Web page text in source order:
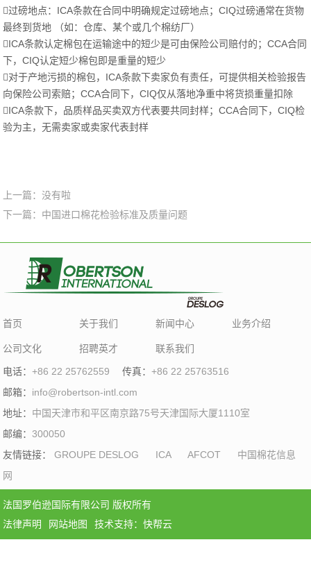
过磅地点：ICA条款在合同中明确规定过磅地点；CIQ过磅通常在货物
最终到货地 （如：仓库、某个或几个棉纺厂）
ICA条款认定棉包在运输途中的短少是可由保险公司赔付的；CCA合同
下，CIQ认定短少棉包即是重量的短少
对于产地污损的棉包，ICA条款下卖家负有责任，可提供相关检验报告
向保险公司索赔；CCA合同下，CIQ仅从落地净重中将货损重量扣除
ICA条款下，品质样品买卖双方代表要共同封样；CCA合同下，CIQ检
验为主，无需卖家或卖家代表封样
上一篇：没有啦
下一篇：中国进口棉花检验标准及质量问题
首页 关于我们 新闻中心 业务介绍
公司文化 招聘英才 联系我们
电话：+86 22 25762559 传真：+86 22 25763516
邮箱： info@robertson-intl.com
地址： 中国天津市和平区南京路75号天津国际大厦1110室
邮编：300050
友情链接：
GROUPE DESLOG ICA AFCOT
中国棉花信息
网
法国罗伯逊国际有限公司 版权所有
法律声明
网站地图 技术支持：快帮云